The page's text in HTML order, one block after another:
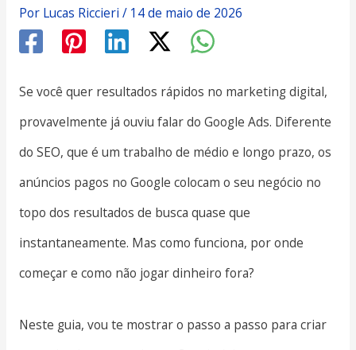
Por Lucas Riccieri / 14 de maio de 2026
Se você quer resultados rápidos no marketing digital,
provavelmente já ouviu falar do Google Ads. Diferente
do SEO, que é um trabalho de médio e longo prazo, os
anúncios pagos no Google colocam o seu negócio no
topo dos resultados de busca quase que
instantaneamente. Mas como funciona, por onde
começar e como não jogar dinheiro fora?
Neste guia, vou te mostrar o passo a passo para criar